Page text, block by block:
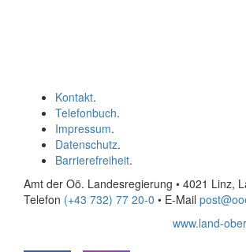
Kontakt.
Telefonbuch.
Impressum.
Datenschutz.
Barrierefreiheit.
Amt der Oö. Landesregierung • 4021 Linz,
Telefon (+43 732) 77 20-0 • E-Mail
www.land-